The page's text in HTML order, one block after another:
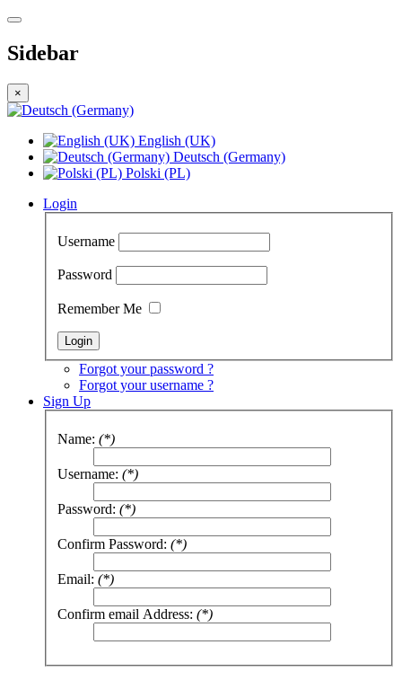
Sidebar
×
English (UK)
Deutsch (Germany)
Polski (PL)
Login
Username
Password
Remember Me
Forgot your password ?
Forgot your username ?
Sign Up
Name: (*)
Username: (*)
Password: (*)
Confirm Password: (*)
Email: (*)
Confirm email Address: (*)